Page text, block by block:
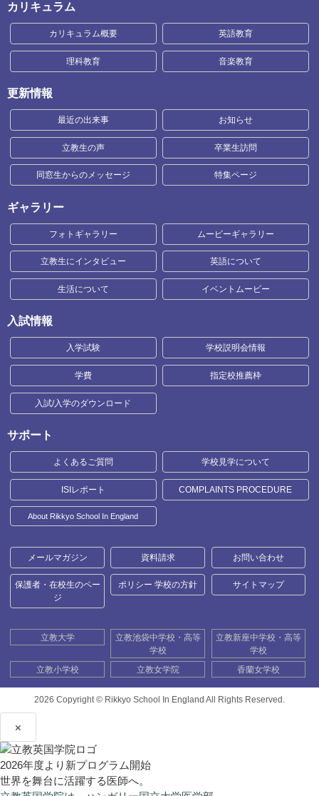
カリキュラム
カリキュラム概要 英語教育
理科教育 音楽教育
更新情報
最近の出来事 お知らせ
立教生の声 卒業生訪問
同窓生からのメッセージ 特集ページ
ギャラリー
フォトギャラリー ムービーギャラリー
立教生にインタビュー 英語について
生活について イベントムービー
入試情報
入学試験 学校説明会情報
学費 指定校推薦枠
入試/入学のダウンロード
サポート
よくあるご質問 学校見学について
ISIレポート COMPLAINTS PROCEDURE
About Rikkyo School In England
メールマガジン 資料請求 お問い合わせ
保護者・在校生のペー
ジ
ポリシー 学校の方針 サイトマップ
立教大学
立教池袋中学校・高等
学校
立教新座中学校・高等
学校
立教小学校
立教女学院 香蘭女学校
2026 Copyright © Rikkyo School In England All Rights Reserved.
×
2026年度より新プログラム開始
世界を舞台に活躍する医師へ。